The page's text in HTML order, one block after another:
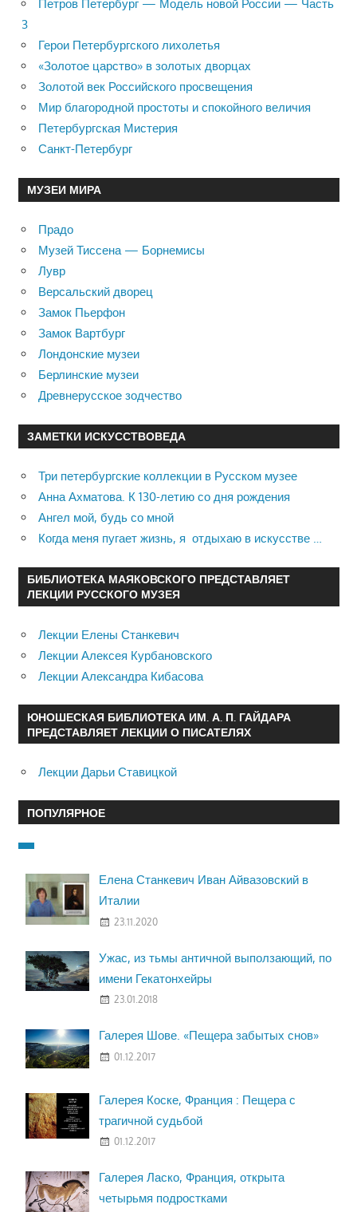
Петров Петербург — Модель новой России — Часть
3
Герои Петербургского лихолетья
«Золотое царство» в золотых дворцах
Золотой век Российского просвещения
Мир благородной простоты и спокойного величия
Петербургская Мистерия
Санкт-Петербург
МУЗЕИ МИРА
Прадо
Музей Тиссена — Борнемисы
Лувр
Версальский дворец
Замок Пьерфон
Замок Вартбург
Лондонские музеи
Берлинские музеи
Древнерусское зодчество
ЗАМЕТКИ ИСКУССТВОВЕДА
Три петербургские коллекции в Русском музее
Анна Ахматова. К 130-летию со дня рождения
Ангел мой, будь со мной
Когда меня пугает жизнь, я отдыхаю в искусстве …
БИБЛИОТЕКА МАЯКОВСКОГО ПРЕДСТАВЛЯЕТ
ЛЕКЦИИ РУССКОГО МУЗЕЯ
Лекции Елены Станкевич
Лекции Алексея Курбановского
Лекции Александра Кибасова
ЮНОШЕСКАЯ БИБЛИОТЕКА ИМ. А. П. ГАЙДАРА
ПРЕДСТАВЛЯЕТ ЛЕКЦИИ О ПИСАТЕЛЯХ
Лекции Дарьи Ставицкой
ПОПУЛЯРНОЕ
Елена Станкевич Иван Айвазовский в
Италии
23.11.2020
Ужас, из тьмы античной выползающий, по
имени Гекатонхейры
23.01.2018
Галерея Шове. «Пещера забытых снов»
01.12.2017
Галерея Коске, Франция : Пещера с
трагичной судьбой
01.12.2017
Галерея Ласко, Франция, открыта
четырьмя подростками